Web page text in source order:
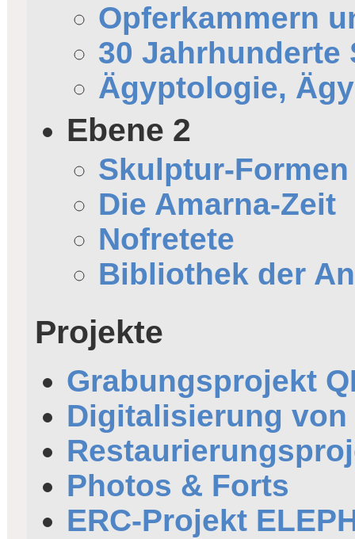
Opferkammern
30 Jahrhunderte
Ägyptologie,
Ebene 2
Skulptur-Formen
Die Amarna-Zeit
Nofretete
Bibliothek der
Projekte
Grabungsprojekt
Digitalisierung
Photos & Forts
ERC-Projekt